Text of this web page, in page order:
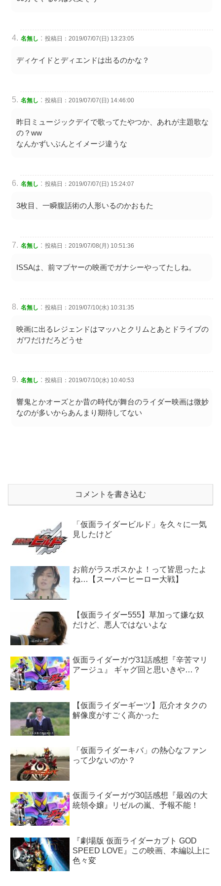
名無し : 投稿日：2019/07/07(日) 13:23:05
ディケイドとディエンドは出るのかな？
名無し : 投稿日：2019/07/07(日) 14:46:00
昨日ミュージックデイで歌ってたやつか、あれが主題歌な
の？ww
なんかずいぶんとイメージ違うな
名無し : 投稿日：2019/07/07(日) 15:24:07
3枚目、一瞬腹話術の人形いるのかおもた
名無し : 投稿日：2019/07/08(月) 10:51:36
ISSAは、前マブヤーの映画でガナシーやってたしね。
名無し : 投稿日：2019/07/10(水) 10:31:35
映画に出るレジェンドはマッハとクリムとあとドライブの
ガワだけだろどうせ
名無し : 投稿日：2019/07/10(水) 10:40:53
響鬼とかオーズとか昔の時代が舞台のライダー映画は微妙
なのが多いからあんまり期待してない
コメントを書き込む
「仮面ライダービルド」を久々に一気
見したけど
お前がラスボスかよ！って皆思ったよ
ね…【スーパーヒーロー大戦】
【仮面ライダー555】草加って嫌な奴
だけど、悪人ではないよな
仮面ライダーガヴ31話感想『辛苦マリ
アージュ』 ギャグ回と思いきや…？
【仮面ライダーギーツ】厄介オタクの
解像度がすごく高かった
「仮面ライダーキバ」の熱心なファン
って少ないのか？
仮面ライダーガヴ30話感想『最凶の大
統領令嬢』リゼルの嵐、予報不能！
『劇場版 仮面ライダーカブト GOD
SPEED LOVE』この映画、本編以上に
色々変